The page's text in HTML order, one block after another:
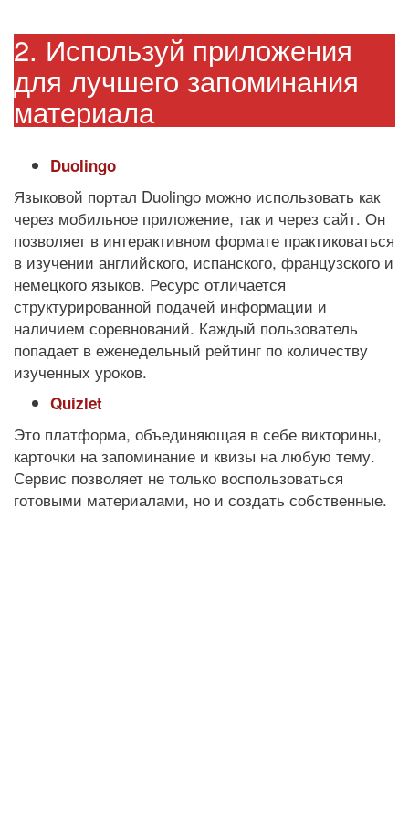
2. Используй приложения
для лучшего запоминания
материала
Duolingo
Языковой портал Duolingo можно использовать как
через мобильное приложение, так и через сайт. Он
позволяет в интерактивном формате практиковаться
в изучении английского, испанского, французского и
немецкого языков. Ресурс отличается
структурированной подачей информации и
наличием соревнований. Каждый пользователь
попадает в еженедельный рейтинг по количеству
изученных уроков.
Quizlet
Это платформа, объединяющая в себе викторины,
карточки на запоминание и квизы на любую тему.
Сервис позволяет не только воспользоваться
готовыми материалами, но и создать собственные.